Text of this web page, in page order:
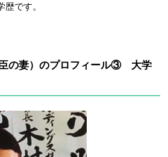
です。
の妻）のプロフィール③ 大学